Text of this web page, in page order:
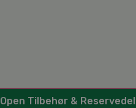
Open Tilbehør &